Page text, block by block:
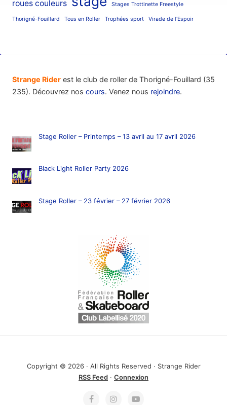
roues couleurs Stages Trottinette Freestyle
Thorigné-Fouillard Tous en Roller Trophées sport Virade de l'Espoir
Strange Rider est le club de roller de Thorigné-Fouillard (35
235). Découvrez nos cours. Venez nous rejoindre.
Stage Roller – Printemps – 13 avril au 17 avril 2026
Black Light Roller Party 2026
Stage Roller – 23 février – 27 février 2026
Copyright © 2026 · All Rights Reserved · Strange Rider
RSS Feed · Connexion